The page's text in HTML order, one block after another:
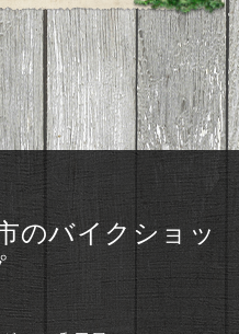
のバイクショッ